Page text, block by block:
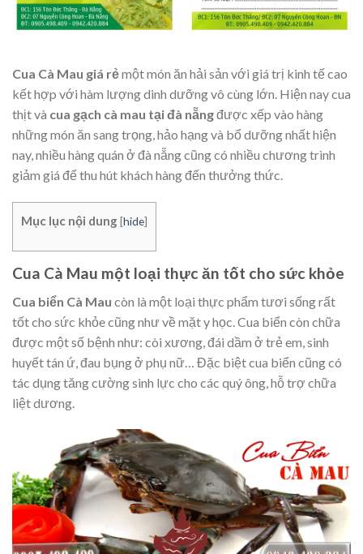
Cua Cà Mau giá rẻmột món ăn hải sản với giá trị kinh tế cao
kết hợp với hàm lượng dinh dưỡng vô cùng lớn. Hiện nay cua
thịt và cua gạch cà mau tại đà nẵngđược xếp vào hàng
những món ăn sang trọng, hảo hạng và bổ dưỡng nhất hiện
nay, nhiều hàng quán ở đà nẵng cũng có nhiều chương trình
giảm giá để thu hút khách hàng đến thưởng thức.
Mục lục nội dung[hide]
Cua Cà Mau một loại thực ăn tốt cho sức khỏe
Cua biển Cà Mau còn là một loại thực phẩm tươi sống rất
tốt cho sức khỏe cũng như về mặt y học. Cua biển còn chữa
được một số bệnh như: còi xương, đái dầm ở trẻ em, sinh
huyết tán ứ, đau bụng ở phụ nữ… Đặc biệt cua biển cũng có
tác dụng tăng cường sinh lực cho các quý ông, hỗ trợ chữa
liệt dương.